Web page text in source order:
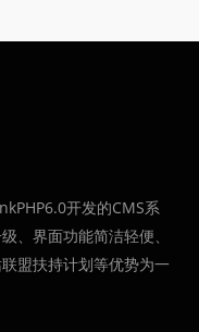
开发的CMS系
、界面功能简洁轻便、
盟扶持计划等优势为一